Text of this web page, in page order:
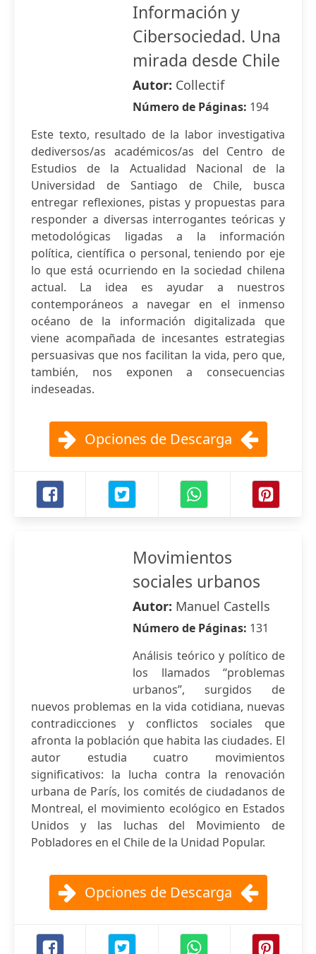
Información y
Cibersociedad. Una
mirada desde Chile
Autor: Collectif
Número de Páginas: 194
Este texto, resultado de la labor investigativa
dediversos/as académicos/as del Centro de
Estudios de la Actualidad Nacional de la
Universidad de Santiago de Chile, busca
entregar reflexiones, pistas y propuestas para
responder a diversas interrogantes teóricas y
metodológicas ligadas a la información
política, científica o personal, teniendo por eje
lo que está ocurriendo en la sociedad chilena
actual. La idea es ayudar a nuestros
contemporáneos a navegar en el inmenso
océano de la información digitalizada que
viene acompañada de incesantes estrategias
persuasivas que nos facilitan la vida, pero que,
también, nos exponen a consecuencias
indeseadas.
Opciones de Descarga
Movimientos
sociales urbanos
Autor: Manuel Castells
Número de Páginas: 131
Análisis teórico y político de
los llamados “problemas
urbanos”, surgidos de
nuevos problemas en la vida cotidiana, nuevas
contradicciones y conflictos sociales que
afronta la población que habita las ciudades. El
autor estudia cuatro movimientos
significativos: la lucha contra la renovación
urbana de París, los comités de ciudadanos de
Montreal, el movimiento ecológico en Estados
Unidos y las luchas del Movimiento de
Pobladores en el Chile de la Unidad Popular.
Opciones de Descarga